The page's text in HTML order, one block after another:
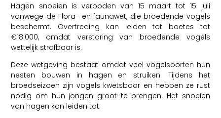
Hagen snoeien is verboden van 15 maart tot 15 juli
vanwege de Flora- en faunawet, die broedende vogels
beschermt. Overtreding kan leiden tot boetes tot
€18.000, omdat verstoring van broedende vogels
wettelijk strafbaar is.
Deze wetgeving bestaat omdat veel vogelsoorten hun
nesten bouwen in hagen en struiken. Tijdens het
broedseizoen zijn vogels kwetsbaar en hebben ze rust
nodig om hun jongen groot te brengen. Het snoeien
van hagen kan leiden tot: